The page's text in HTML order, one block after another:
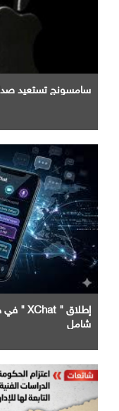
سامسونج تستعيد
شامل